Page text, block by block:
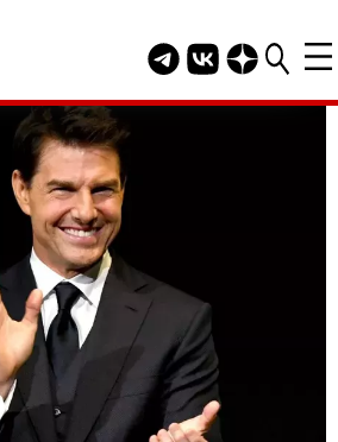
Telegram канал
Группа HELLO
Канал